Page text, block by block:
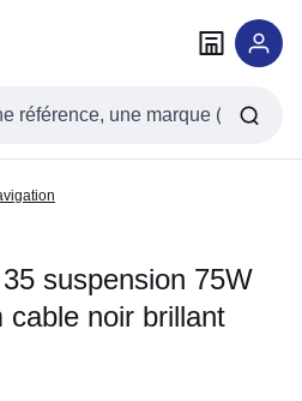
suspension 75W
cable noir brillant